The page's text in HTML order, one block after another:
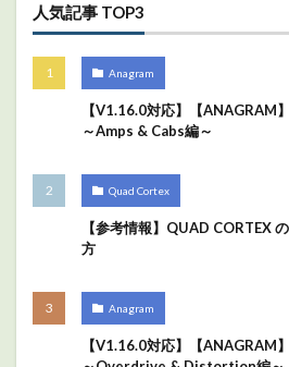
人気記事 TOP3
Anagram
【V1.16.0対応】【ANAGRAM
～Amps & Cabs編～
Quad Cortex
【参考情報】QUAD CORTEX
方
Anagram
【V1.16.0対応】【ANAGRAM